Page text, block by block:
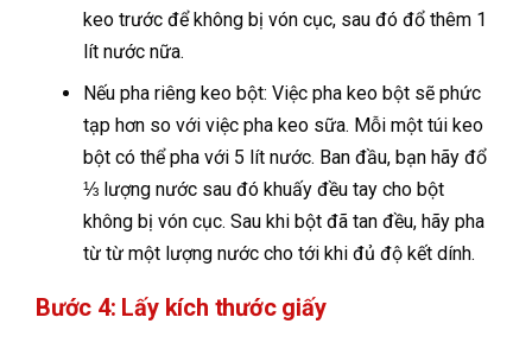
keo trước để không bị vón cục, sau đó đổ thêm 1
lít nước nữa.
Nếu pha riêng keo bột: Việc pha keo bột sẽ phức
tạp hơn so với việc pha keo sữa. Mỗi một túi keo
bột có thể pha với 5 lít nước. Ban đầu, bạn hãy đổ
⅓ lượng nước sau đó khuấy đều tay cho bột
không bị vón cục. Sau khi bột đã tan đều, hãy pha
từ từ một lượng nước cho tới khi đủ độ kết dính.
Bước 4: Lấy kích thước giấy